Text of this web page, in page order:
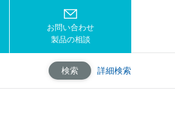
お問い合わせ
製品の相談
検索 詳細検索